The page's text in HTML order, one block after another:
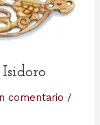
comentario /